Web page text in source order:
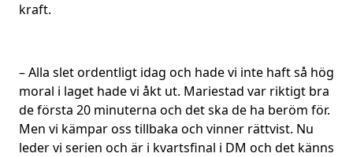
kraft.
– Alla slet ordentligt idag och hade vi inte haft så hög
moral i laget hade vi åkt ut. Mariestad var riktigt bra
de första 20 minuterna och det ska de ha beröm för.
Men vi kämpar oss tillbaka och vinner rättvist. Nu
leder vi serien och är i kvartsfinal i DM och det känns